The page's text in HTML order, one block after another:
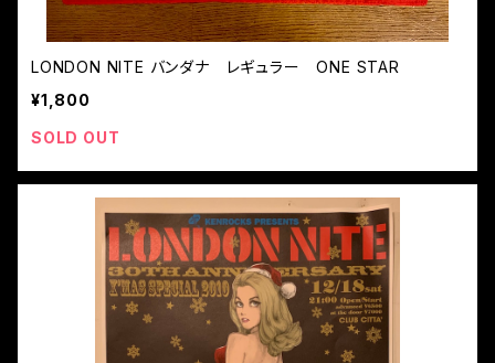
LONDON NITE バンダナ レギュラー ONE STAR
¥1,800
SOLD OUT